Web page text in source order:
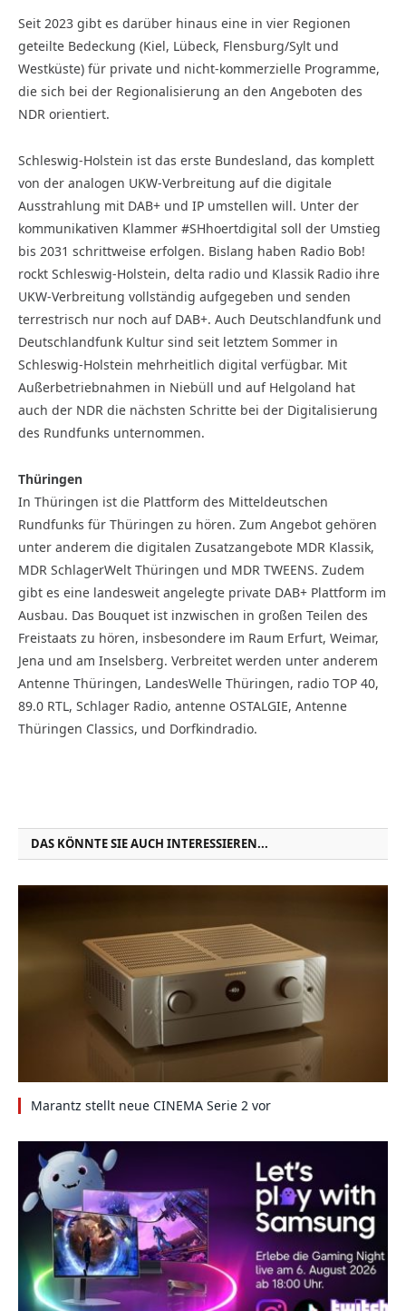
Seit 2023 gibt es darüber hinaus eine in vier Regionen
geteilte Bedeckung (Kiel, Lübeck, Flensburg/Sylt und
Westküste) für private und nicht-kommerzielle Programme,
die sich bei der Regionalisierung an den Angeboten des
NDR orientiert.
Schleswig-Holstein ist das erste Bundesland, das komplett
von der analogen UKW-Verbreitung auf die digitale
Ausstrahlung mit DAB+ und IP umstellen will. Unter der
kommunikativen Klammer #SHhoertdigital soll der Umstieg
bis 2031 schrittweise erfolgen. Bislang haben Radio Bob!
rockt Schleswig-Holstein, delta radio und Klassik Radio ihre
UKW-Verbreitung vollständig aufgegeben und senden
terrestrisch nur noch auf DAB+. Auch Deutschlandfunk und
Deutschlandfunk Kultur sind seit letztem Sommer in
Schleswig-Holstein mehrheitlich digital verfügbar. Mit
Außerbetriebnahmen in Niebüll und auf Helgoland hat
auch der NDR die nächsten Schritte bei der Digitalisierung
des Rundfunks unternommen.
Thüringen
In Thüringen ist die Plattform des Mitteldeutschen
Rundfunks für Thüringen zu hören. Zum Angebot gehören
unter anderem die digitalen Zusatzangebote MDR Klassik,
MDR SchlagerWelt Thüringen und MDR TWEENS. Zudem
gibt es eine landesweit angelegte private DAB+ Plattform im
Ausbau. Das Bouquet ist inzwischen in großen Teilen des
Freistaats zu hören, insbesondere im Raum Erfurt, Weimar,
Jena und am Inselsberg. Verbreitet werden unter anderem
Antenne Thüringen, LandesWelle Thüringen, radio TOP 40,
89.0 RTL, Schlager Radio, antenne OSTALGIE, Antenne
Thüringen Classics, und Dorfkindradio.
DAS KÖNNTE SIE AUCH INTERESSIEREN...
Marantz stellt neue CINEMA Serie 2 vor